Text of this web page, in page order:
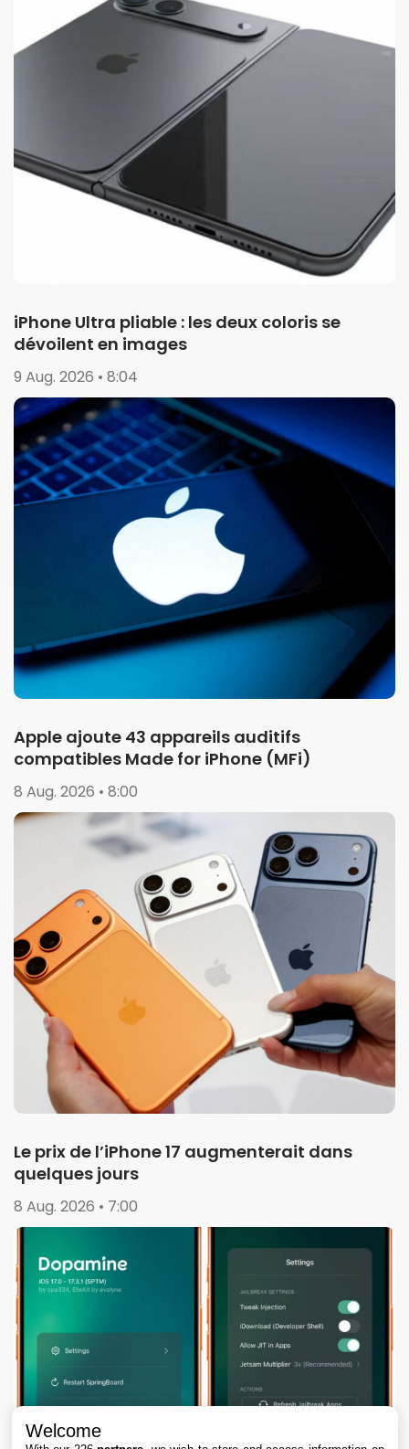
iPhone Ultra pliable : les deux coloris se
dévoilent en images
9 Aug. 2026 • 8:04
Apple ajoute 43 appareils auditifs
compatibles Made for iPhone (MFi)
8 Aug. 2026 • 8:00
Le prix de l’iPhone 17 augmenterait dans
quelques jours
8 Aug. 2026 • 7:00
Welcome